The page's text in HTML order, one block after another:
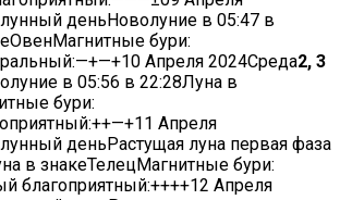
лунный деньНоволуние в 05:47 в
бури:
—+—+10 Апреля 2024Среда2, 3
в 05:56 в 22:28Луна в
бури:
++—+11 Апреля
лунный деньРастущая луна первая фаза
в знакеТелецМагнитные бури:
благоприятный:++++12 Апреля